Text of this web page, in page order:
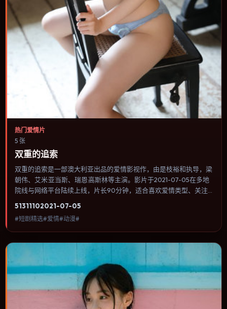
热门爱情片
5 张
双重的追索
双重的追索是一部澳大利亚出品的爱情影视作，由是枝裕和执导，梁
朝伟、艾米·亚当斯、瑞恩·高斯林等主演。影片于2021-07-05在多地
院线与网络平台陆续上线，片长90分钟，适合喜欢爱情类型、关注
集，收束方式偏现实主义而非英雄主义。内容聚焦人物选择与情节推
进，节奏与视听语言统一，可作为休闲观影或类型片补片的选择。
51311102021-07-05
#短剧精选#爱情#动漫#